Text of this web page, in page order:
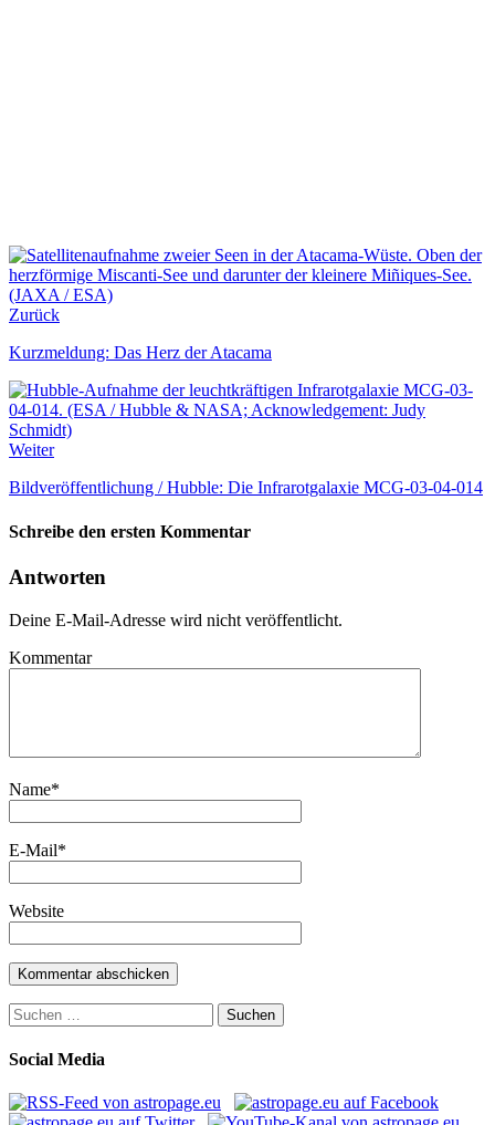
Zurück
Kurzmeldung: Das Herz der Atacama
Weiter
Bildveröffentlichung / Hubble: Die Infrarotgalaxie MCG-03-04-014
Schreibe den ersten Kommentar
Antworten
Deine E-Mail-Adresse wird nicht veröffentlicht.
Kommentar
Name*
E-Mail*
Website
Suchen
nach:
Social Media